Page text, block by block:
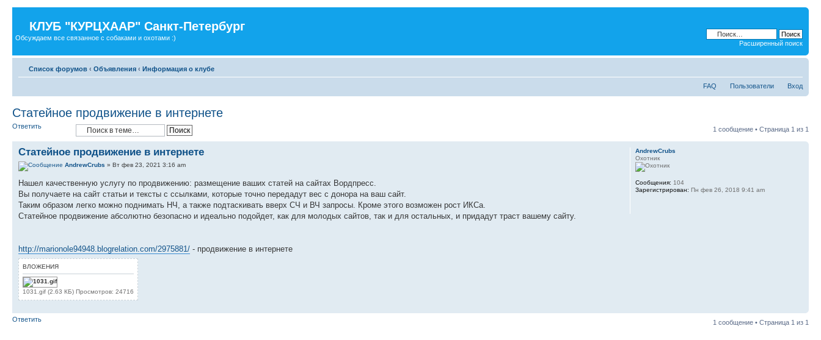
КЛУБ "КУРЦХААР" Санкт-Петербург
Обсуждаем все связанное с собаками и охотами :)
Расширенный поиск
Список форумов ‹ Объявления ‹ Информация о клубе
FAQ Пользователи Вход
Статейное продвижение в интернете
Ответить 1 сообщение • Страница 1 из 1
Статейное продвижение в интернете
AndrewCrubs » Вт фев 23, 2021 3:16 am
Нашел качественную услугу по продвижению: размещение ваших статей на сайтах Вордпресс.
Вы получаете на сайт статьи и тексты с ссылками, которые точно передадут вес с донора на ваш сайт.
Таким образом легко можно поднимать НЧ, а также подтаскивать вверх СЧ и ВЧ запросы. Кроме этого возможен рост ИКСа.
Статейное продвижение абсолютно безопасно и идеально подойдет, как для молодых сайтов, так и для остальных, и придадут траст вашему сайту.
http://marionole94948.blogrelation.com/2975881/ - продвижение в интернете
ВЛОЖЕНИЯ
1031.gif (2.63 КБ) Просмотров: 24716
AndrewCrubs
Охотник
Сообщения: 104
Зарегистрирован: Пн фев 26, 2018 9:41 am
Ответить 1 сообщение • Страница 1 из 1